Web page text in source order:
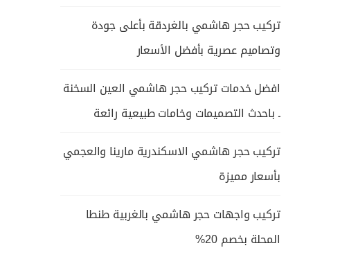
تركيب حجر هاشمي بالغردقة بأعلى جودة
وتصاميم عصرية بأفضل الأسعار
افضل خدمات تركيب حجر هاشمي العين السخنة
ـ باحدث التصميمات وخامات طبيعية رائعة
تركيب حجر هاشمي الاسكندرية مارينا والعجمي
بأسعار مميزة
تركيب واجهات حجر هاشمي بالغربية طنطا
المحلة بخصم 20%